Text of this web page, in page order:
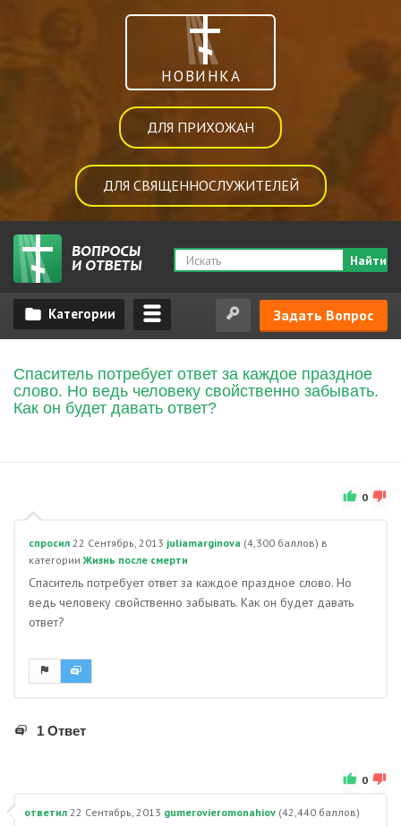
НОВИНКА
ДЛЯ ПРИХОЖАН
ДЛЯ СВЯЩЕННОСЛУЖИТЕЛЕЙ
Найти
Задать Вопрос
Спаситель потребует ответ за каждое праздное
слово. Но ведь человеку свойственно забывать.
Как он будет давать ответ?
0
спросил 22 Сентябрь, 2013 juliamarginova (4,300 баллов) в
категории Жизнь после смерти
Спаситель потребует ответ за каждое праздное слово. Но
ведь человеку свойственно забывать. Как он будет давать
ответ?
1 Ответ
0
ответил 22 Сентябрь, 2013 gumerovieromonahiov (42,440 баллов)